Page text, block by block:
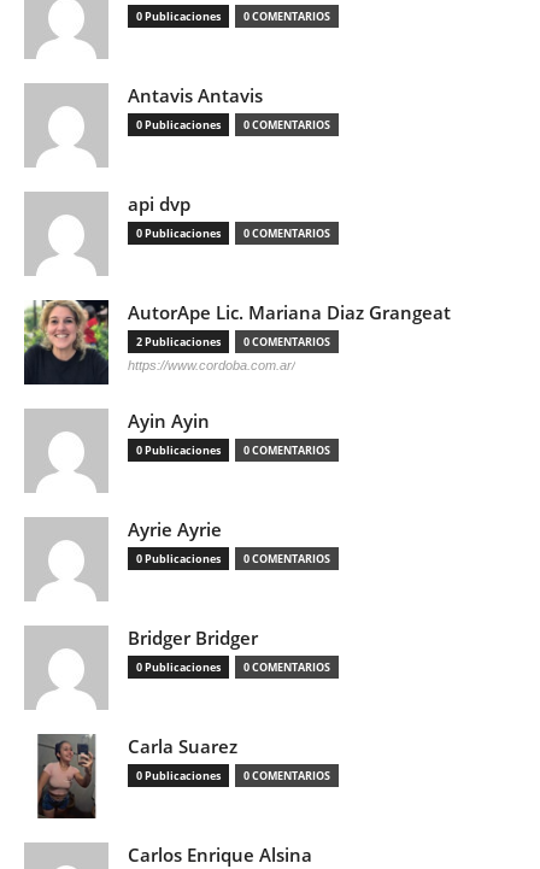
0 Publicaciones 0 COMENTARIOS
Antavis Antavis
0 Publicaciones 0 COMENTARIOS
api dvp
0 Publicaciones 0 COMENTARIOS
AutorApe Lic. Mariana Diaz Grangeat
2 Publicaciones 0 COMENTARIOS
https://www.cordoba.com.ar/
Ayin Ayin
0 Publicaciones 0 COMENTARIOS
Ayrie Ayrie
0 Publicaciones 0 COMENTARIOS
Bridger Bridger
0 Publicaciones 0 COMENTARIOS
Carla Suarez
0 Publicaciones 0 COMENTARIOS
Carlos Enrique Alsina